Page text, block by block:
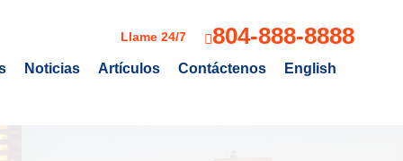
Llame 24/7 804-888-8888
Noticias Artículos Contáctenos English